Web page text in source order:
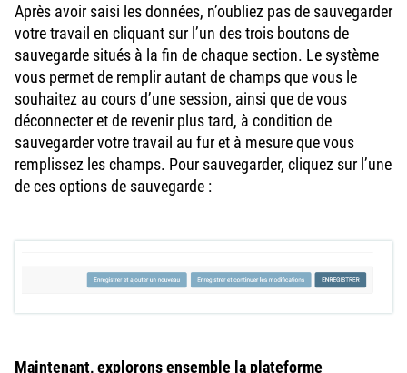
Après avoir saisi les données, n’oubliez pas de sauvegarder
votre travail en cliquant sur l’un des trois boutons de
sauvegarde situés à la fin de chaque section. Le système
vous permet de remplir autant de champs que vous le
souhaitez au cours d’une session, ainsi que de vous
déconnecter et de revenir plus tard, à condition de
sauvegarder votre travail au fur et à mesure que vous
remplissez les champs. Pour sauvegarder, cliquez sur l’une
de ces options de sauvegarde :
Maintenant, explorons ensemble la plateforme